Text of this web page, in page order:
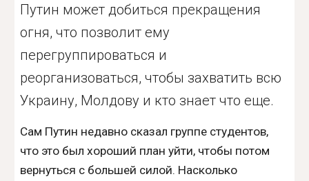
Путин может добиться прекращения
огня, что позволит ему
перегруппироваться и
реорганизоваться, чтобы захватить всю
Украину, Молдову и кто знает что еще.
Сам Путин недавно сказал группе студентов,
что это был хороший план уйти, чтобы потом
вернуться с большей силой. Насколько